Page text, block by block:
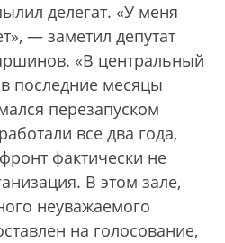
делегат. «У меня
— заметил депутат
«В центральный
последние месяцы
перезапуском
все два года,
фактически не
В этом зале,
неуважаемого
на голосование,